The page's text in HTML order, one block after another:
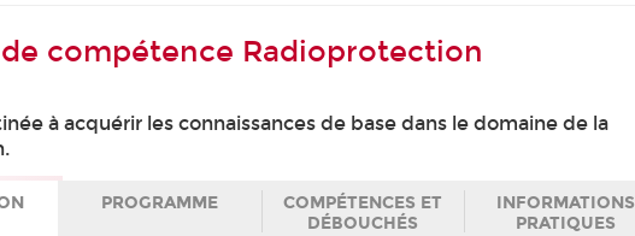
compétence Radioprotection
à acquérir les connaissances de base dans le domaine de la
PROGRAMME
COMPÉTENCES ET
DÉBOUCHÉS
INFORMATIONS
PRATIQUES